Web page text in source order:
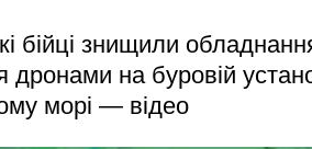
бійці знищили
дронами на буровій
морі — відео